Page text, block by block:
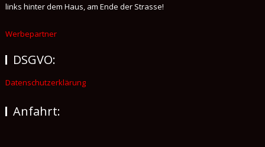
links hinter dem Haus, am Ende der Strasse!
Werbepartner
DSGVO:
Datenschutzerklärung
Anfahrt: